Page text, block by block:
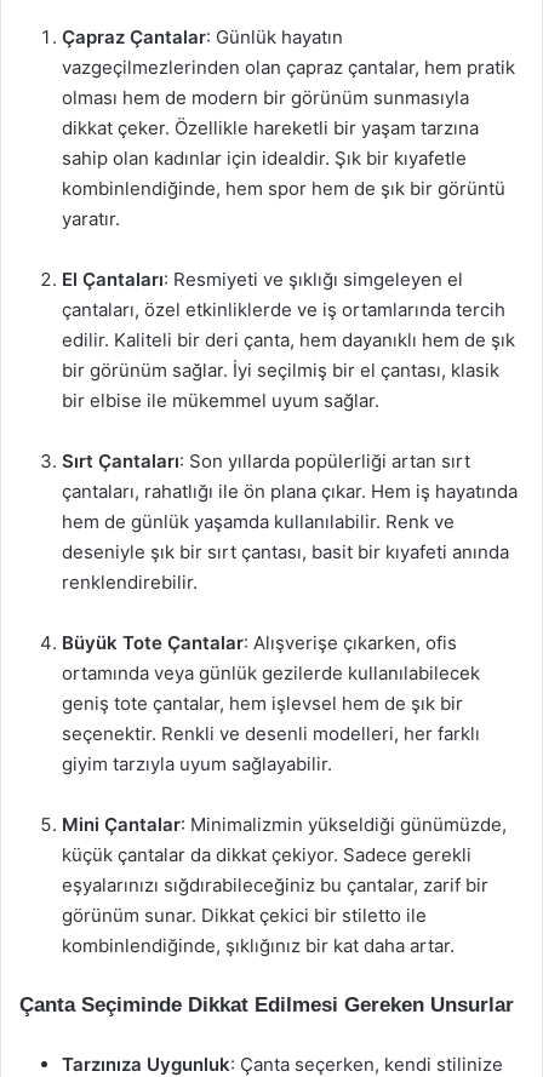
Çapraz Çantalar: Günlük hayatın
vazgeçilmezlerinden olan çapraz çantalar, hem pratik
olması hem de modern bir görünüm sunmasıyla
dikkat çeker. Özellikle hareketli bir yaşam tarzına
sahip olan kadınlar için idealdir. Şık bir kıyafetle
kombinlendiğinde, hem spor hem de şık bir görüntü
yaratır.
El Çantaları: Resmiyeti ve şıklığı simgeleyen el
çantaları, özel etkinliklerde ve iş ortamlarında tercih
edilir. Kaliteli bir deri çanta, hem dayanıklı hem de şık
bir görünüm sağlar. İyi seçilmiş bir el çantası, klasik
bir elbise ile mükemmel uyum sağlar.
Sırt Çantaları: Son yıllarda popülerliği artan sırt
çantaları, rahatlığı ile ön plana çıkar. Hem iş hayatında
hem de günlük yaşamda kullanılabilir. Renk ve
deseniyle şık bir sırt çantası, basit bir kıyafeti anında
renklendirebilir.
Büyük Tote Çantalar: Alışverişe çıkarken, ofis
ortamında veya günlük gezilerde kullanılabilecek
geniş tote çantalar, hem işlevsel hem de şık bir
seçenektir. Renkli ve desenli modelleri, her farklı
giyim tarzıyla uyum sağlayabilir.
Mini Çantalar: Minimalizmin yükseldiği günümüzde,
küçük çantalar da dikkat çekiyor. Sadece gerekli
eşyalarınızı sığdırabileceğiniz bu çantalar, zarif bir
görünüm sunar. Dikkat çekici bir stiletto ile
kombinlendiğinde, şıklığınız bir kat daha artar.
Çanta Seçiminde Dikkat Edilmesi Gereken Unsurlar
Tarzınıza Uygunluk: Çanta seçerken, kendi stilinize